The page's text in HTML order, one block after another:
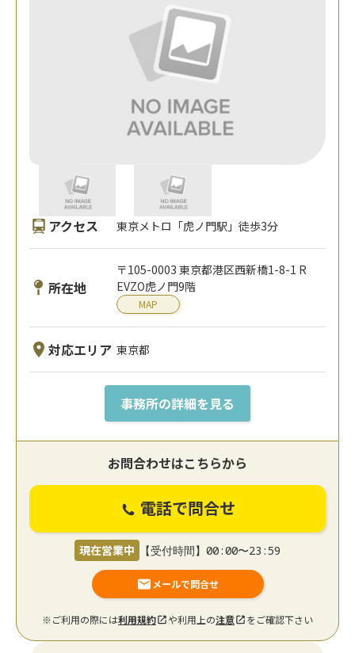
アクセス 東京メトロ「虎ノ門駅」徒歩3分
所在地
〒105-0003 東京都港区⻄新橋1-8-1 R
EVZO虎ノ門9階
MAP
対応エリア 東京都
事務所の詳細を見る
お問合わせはこちらから
電話で問合せ
現在営業中 【受付時間】00:00〜23:59
メールで問合せ
※ご利用の際には利用規約 や利用上の注意 をご確認下さい